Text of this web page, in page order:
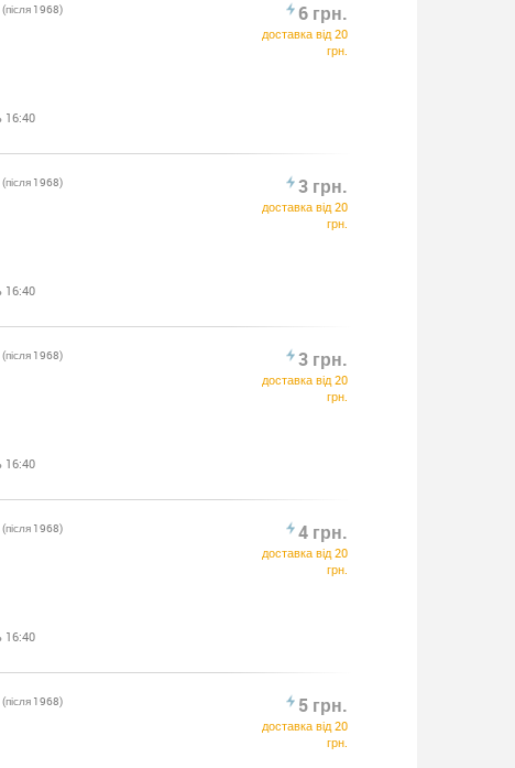
6 грн.
доставка від 20
грн.
1968)
16:40
3 грн.
доставка від 20
грн.
1968)
16:40
3 грн.
доставка від 20
грн.
1968)
16:40
4 грн.
доставка від 20
грн.
1968)
16:40
5 грн.
доставка від 20
грн.
1968)